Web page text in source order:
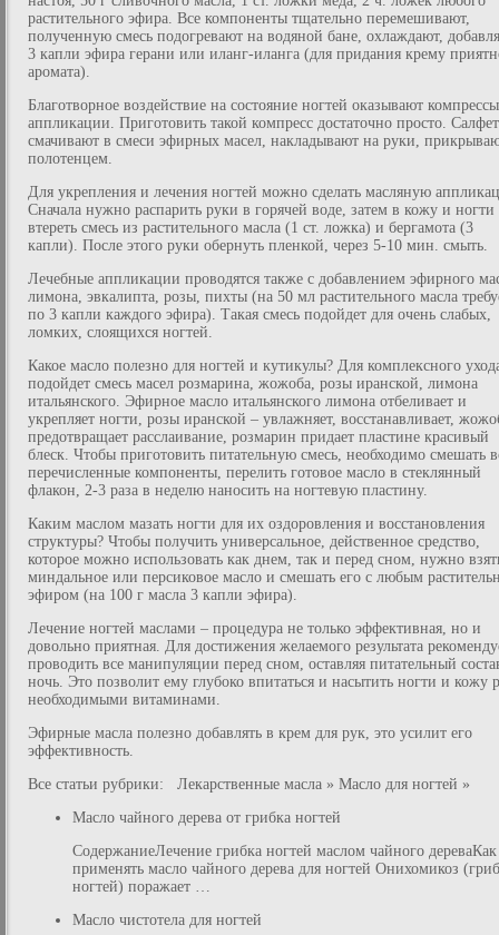
растительного эфира. Все компоненты тщательно перемешивают,
полученную смесь подогревают на водяной бане, охлаждают,
3 капли эфира герани или иланг-иланга (для придания крему
аромата).
Благотворное воздействие на состояние ногтей оказывают
аппликации. Приготовить такой компресс достаточно просто.
смачивают в смеси эфирных масел, накладывают на руки,
полотенцем.
Для укрепления и лечения ногтей можно сделать масляную
Сначала нужно распарить руки в горячей воде, затем в кожу и ногти
втереть смесь из растительного масла (1 ст. ложка) и бергамота (3
капли). После этого руки обернуть пленкой, через 5-10 мин. смыть.
Лечебные аппликации проводятся также с добавлением эфирного
лимона, эвкалипта, розы, пихты (на 50 мл растительного масла
по 3 капли каждого эфира). Такая смесь подойдет для очень слабых,
ломких, слоящихся ногтей.
Какое масло полезно для ногтей и кутикулы? Для комплексного
подойдет смесь масел розмарина, жожоба, розы иранской, лимона
итальянского. Эфирное масло итальянского лимона отбеливает и
укрепляет ногти, розы иранской – увлажняет, восстанавливает,
предотвращает расслаивание, розмарин придает пластине красивый
блеск. Чтобы приготовить питательную смесь, необходимо смешать
перечисленные компоненты, перелить готовое масло в стеклянный
флакон, 2-3 раза в неделю наносить на ногтевую пластину.
Каким маслом мазать ногти для их оздоровления и восстановления
структуры? Чтобы получить универсальное, действенное средство,
которое можно использовать как днем, так и перед сном, нужно
миндальное или персиковое масло и смешать его с любым
эфиром (на 100 г масла 3 капли эфира).
Лечение ногтей маслами – процедура не только эффективная, но и
довольно приятная. Для достижения желаемого результата
проводить все манипуляции перед сном, оставляя питательный
ночь. Это позволит ему глубоко впитаться и насытить ногти и кожу
необходимыми витаминами.
Эфирные масла полезно добавлять в крем для рук, это усилит его
эффективность.
Все статьи рубрики: Лекарственные масла » Масло для ногтей »
Масло чайного дерева от грибка ногтей
СодержаниеЛечение грибка ногтей маслом чайного
применять масло чайного дерева для ногтей Онихомикоз
ногтей) поражает …
Масло чистотела для ногтей